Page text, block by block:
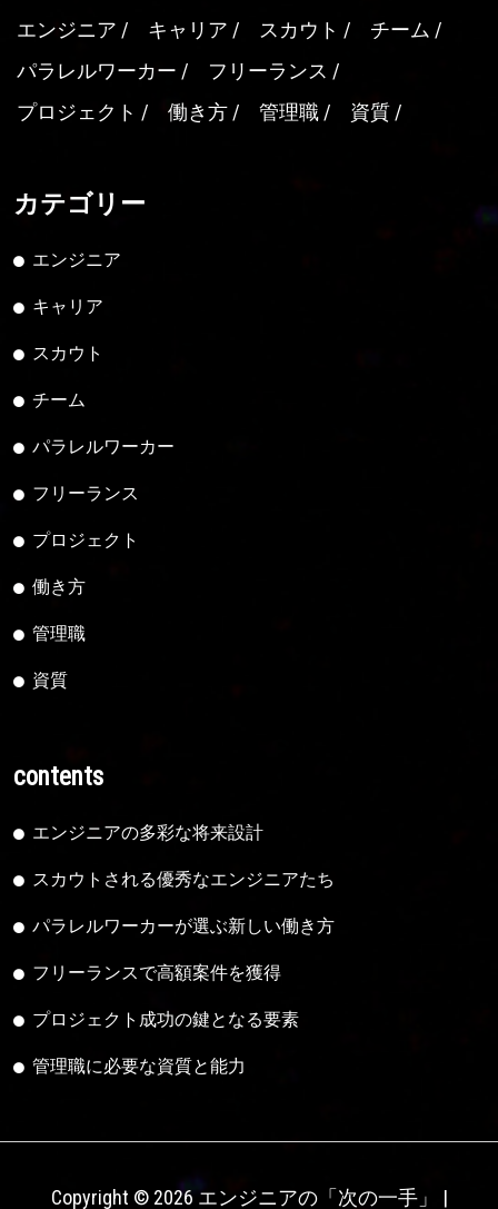
エンジニア キャリア スカウト
チーム
パラレルワーカー
フリーランス
プロジェクト
働き方 管理職 資質
カテゴリー
エンジニア
キャリア
スカウト
チーム
パラレルワーカー
フリーランス
プロジェクト
働き方
管理職
資質
contents
エンジニアの多彩な将来設計
スカウトされる優秀なエンジニアたち
パラレルワーカーが選ぶ新しい働き方
フリーランスで高額案件を獲得
プロジェクト成功の鍵となる要素
管理職に必要な資質と能力
Copyright © 2026 エンジニアの「次の一手」 |